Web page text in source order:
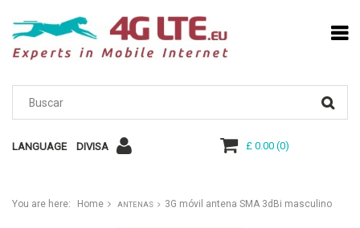
LANGUAGE DIVISA £ 0.00(0)
You are here: Home ANTENAS 3G móvil antena SMA 3dBi masculino